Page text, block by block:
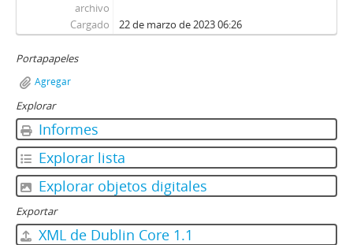
archivo
Cargado 22 de marzo de 2023 06:26
Portapapeles
Agregar
Explorar
Informes
Explorar lista
Explorar objetos digitales
Exportar
XML de Dublin Core 1.1